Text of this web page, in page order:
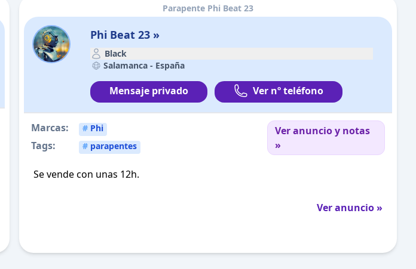
Parapente Phi Beat 23
Phi Beat 23 »
Black
Salamanca - España
Mensaje privado Ver nº teléfono
Marcas: #Phi
Tags: #parapentes
Ver anuncio y notas
»
Se vende con unas 12h.
Ver anuncio »